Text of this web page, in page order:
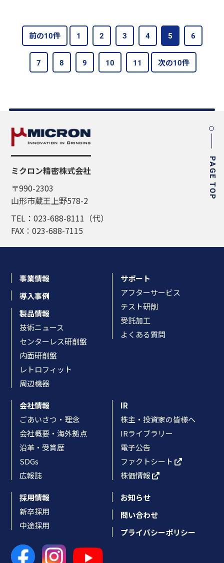
前の10件 1 2 3 4 5 6
7 8 9 10 11 次の10件
PAGE TOP
ミクロン精密株式会社
〒990-2303
山形市蔵王上野578-2
TEL：023-688-8111（代）
FAX：023-688-7115
事業情報
導入事例
製品情報
技術ニュース
センターレス研削盤
内面研削盤
レトロフィット
周辺機器
サポート
アフターサービス
テスト研削
受託加工
よくある質問
会社情報
ごあいさつ・理念
会社概要・海外拠点
沿革・受賞歴
SDGs
広報誌
IR
株主・投資家の皆様へ
IRライブラリー
電子公告
ファクトシート
株価情報
採用情報
新卒採用
中途採用
お知らせ
問い合わせ
プライバシーポリシー